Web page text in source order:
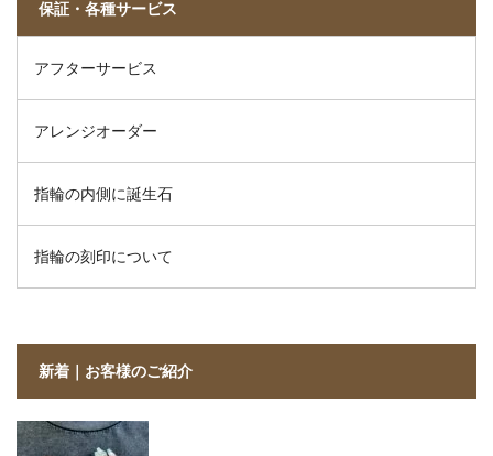
保証・各種サービス
アフターサービス
アレンジオーダー
指輪の内側に誕生石
指輪の刻印について
新着｜お客様のご紹介